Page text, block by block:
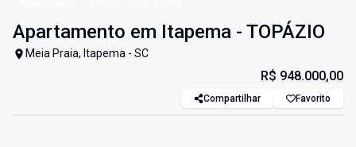
Apartamento em Itapema - TOPÁZIO
Meia Praia, Itapema - SC
R$ 948.000,00
Compartilhar Favorito